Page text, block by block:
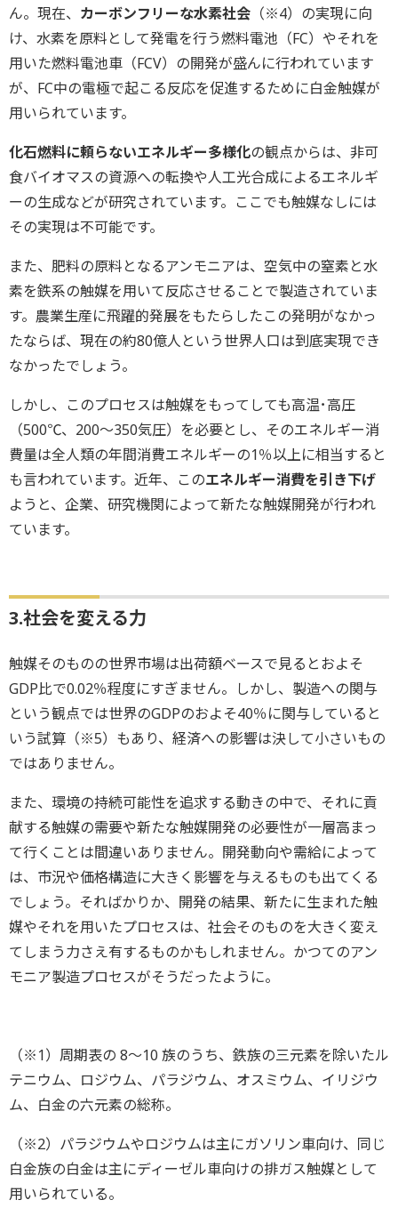
ん。現在、 カーボンフリーな水素社会 （※4）の実現に向
け、水素を原料として発電を行う燃料電池（FC）やそれを
用いた燃料電池車（FCV）の開発が盛んに行われています
が、FC中の電極で起こる反応を促進するために白金触媒が
用いられています。
化石燃料に頼らないエネルギー多様化の観点からは、非可
食バイオマスの資源への転換や人工光合成によるエネルギ
ーの生成などが研究されています。ここでも触媒なしには
その実現は不可能です。
また、肥料の原料となるアンモニアは、空気中の窒素と水
素を鉄系の触媒を用いて反応させることで製造されていま
す。農業生産に飛躍的発展をもたらしたこの発明がなかっ
たならば、現在の約80億人という世界人口は到底実現でき
なかったでしょう。
しかし、このプロセスは触媒をもってしても高温･高圧
（500℃、200～350気圧）を必要とし、そのエネルギー消
費量は全人類の年間消費エネルギーの1％以上に相当すると
も言われています。近年、このエネルギー消費を引き下げ
ようと、企業、研究機関によって新たな触媒開発が行われ
ています。
3.社会を変える力
触媒そのものの世界市場は出荷額ベースで見るとおよそ
GDP比で0.02％程度にすぎません。しかし、製造への関与
という観点では世界のGDPのおよそ40％に関与していると
いう試算（※5）もあり、経済への影響は決して小さいもの
ではありません。
また、環境の持続可能性を追求する動きの中で、それに貢
献する触媒の需要や新たな触媒開発の必要性が一層高まっ
て行くことは間違いありません。開発動向や需給によって
は、市況や価格構造に大きく影響を与えるものも出てくる
でしょう。そればかりか、開発の結果、新たに生まれた触
媒やそれを用いたプロセスは、社会そのものを大きく変え
てしまう力さえ有するものかもしれません。かつてのアン
モニア製造プロセスがそうだったように。
（※1）周期表の 8～10 族のうち、鉄族の三元素を除いたル
テニウム、ロジウム、パラジウム、オスミウム、イリジウ
ム、白金の六元素の総称。
（※2）パラジウムやロジウムは主にガソリン車向け、同じ
白金族の白金は主にディーゼル車向けの排ガス触媒として
用いられている。